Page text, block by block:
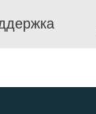
запчастей